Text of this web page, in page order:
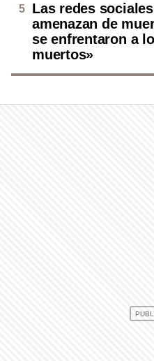
Las redes
amenazan de
se enfrentaron a
muertos»